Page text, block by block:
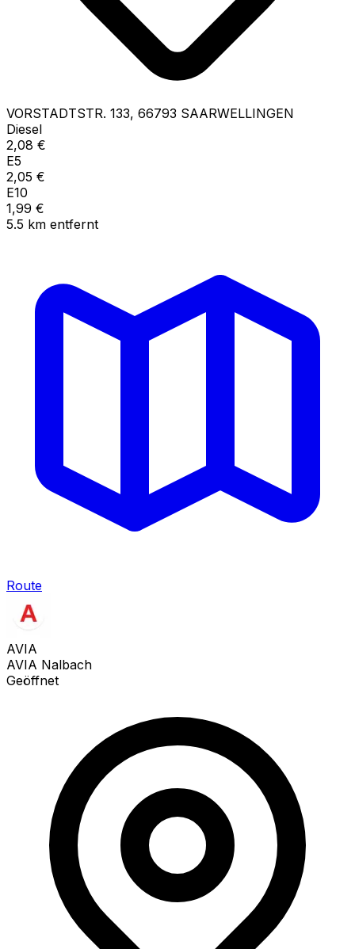
VORSTADTSTR. 133, 66793 SAARWELLINGEN
Diesel
2,08 €
E5
2,05 €
E10
1,99 €
5.5 km entfernt
Route
AVIA
AVIA Nalbach
Geöffnet